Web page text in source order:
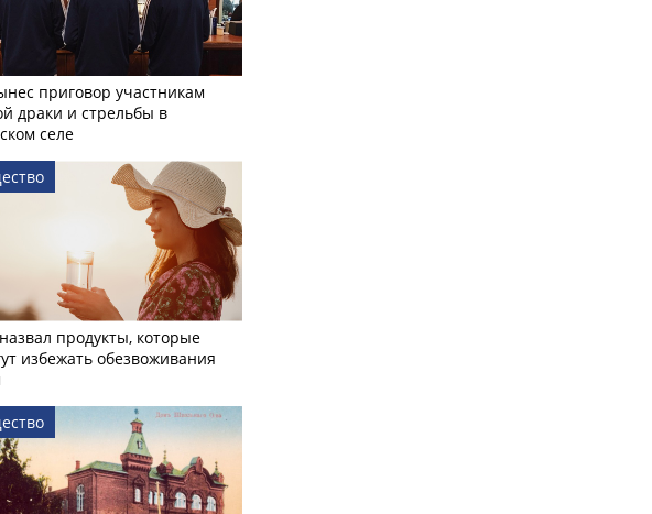
приговор участникам
драки и стрельбы в
селе
продукты, которые
избежать обезвоживания